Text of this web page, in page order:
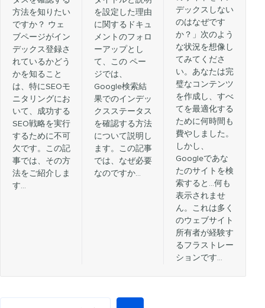
方法を知りたい
ですか？ ウェ
ブページがイン
デックス登録さ
れているかどう
かを知ること
は、特にSEOモ
ニタリングにお
いて、成功する
SEO戦略を実行
するために不可
欠です。この記
事では、その方
法をご紹介しま
す…
を設定した理由
に関するドキュ
メントのフォロ
ーアップとし
て、この ペー
ジでは、
Google検索結
果でのインデッ
クスステータス
を確認する方法
について説明し
ます。この記事
では、なぜ必要
なのですか…
デックスしない
のはなぜです
か？」次のよう
な状況を想像し
てみてくださ
い。あなたは完
璧なコンテンツ
を作成し、すべ
てを最適化する
ために何時間も
費やしました。
しかし、
Googleであな
たのサイトを検
索すると…何も
表示されませ
ん。これは多く
のウェブサイト
所有者が経験す
るフラストレー
ションです…